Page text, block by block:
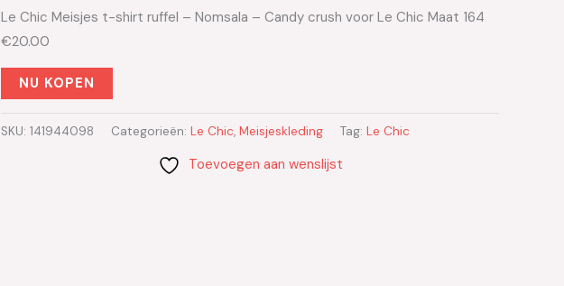
Le Chic Meisjes t-shirt ruffel – Nomsala – Candy crush voor Le Chic Maat 164
€20.00
NU KOPEN
SKU: 141944098 Categorieën: Le Chic, Meisjeskleding Tag: Le Chic
Toevoegen aan wenslijst